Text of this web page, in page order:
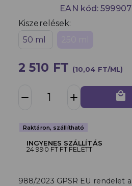
EAN kód:
Kiszerelések:
50 ml
2 510 FT (10,04 FT/ML)
remove add local_mall
Raktáron, szállítható
INGYENES SZÁLLÍTÁS
24 990 FT FT FELETT
988/2023 GPSR EU rendelet